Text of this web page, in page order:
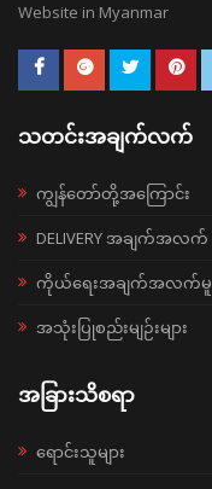
Website in Myanmar
သတင်းအချက်လက်
ကျွန်တော်တို့အကြောင်း
DELIVERY အချက်အလက်
ကိုယ်ရေးအချက်အလက်မူ
အသုံးပြုစည်းမျဉ်းများ
အခြားသိစရာ
ရောင်းသူများ